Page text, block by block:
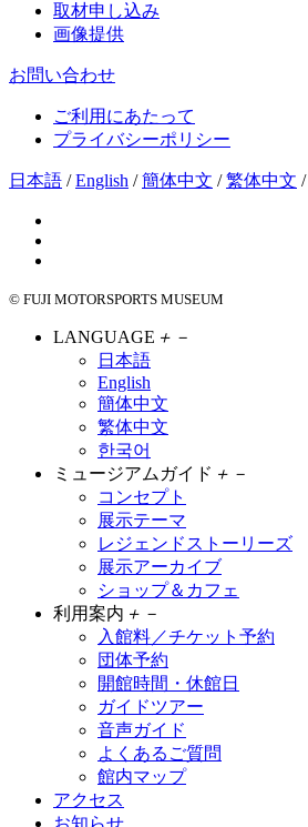
取材申し込み
画像提供
お問い合わせ
ご利用にあたって
プライバシーポリシー
日本語 /English /簡体中文 /繁体中文 /
© FUJI MOTORSPORTS MUSEUM
LANGUAGE ＋ －
日本語
English
簡体中文
繁体中文
한국어
ミュージアムガイド ＋ －
コンセプト
展示テーマ
レジェンドストーリーズ
展示アーカイブ
ショップ＆カフェ
利用案内 ＋ －
入館料／チケット予約
団体予約
開館時間・休館日
ガイドツアー
音声ガイド
よくあるご質問
館内マップ
アクセス